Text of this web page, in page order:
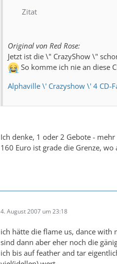
Zitat
Original von Red Rose:
Jetzt ist die \" CrazyShow \"
So komme ich nie an diese
Alphaville \' Crazyshow \' 4 CD-
Ich denke, 1 oder 2 Gebote - mehr
160 Euro ist grade die Grenze,
4. August 2007 um 23:18
ich hätte die flame us, dance with
sind dann aber eher noch die
ich bis auf feather and tar